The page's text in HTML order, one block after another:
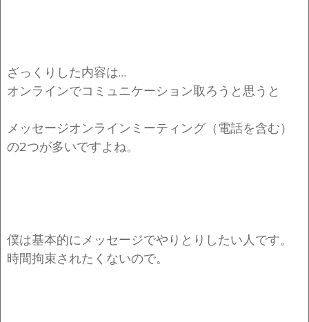
ざっくりした内容は…
オンラインでコミュニケーション取ろうと思うと
メッセージオンラインミーティング（電話を含む）
の2つが多いですよね。
僕は基本的にメッセージでやりとりしたい人です。
時間拘束されたくないので。